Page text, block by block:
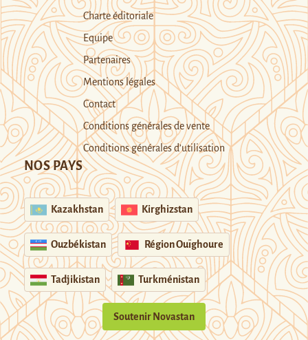
Charte éditoriale
Equipe
Partenaires
Mentions légales
Contact
Conditions générales de vente
Conditions générales d’utilisation
NOS PAYS
Kazakhstan Kirghizstan
Ouzbékistan Région Ouïghoure
Tadjikistan Turkménistan
Soutenir Novastan